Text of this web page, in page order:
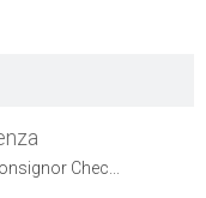
Chec...